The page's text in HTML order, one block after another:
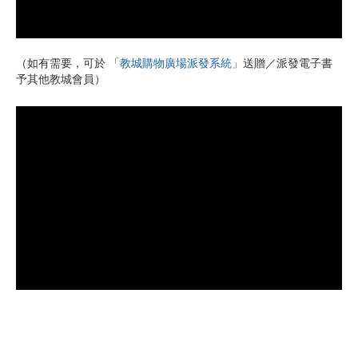
（如有需要，可於 「教城購物廣場派發系統 」送贈／派發電子書
予其他教城會員）